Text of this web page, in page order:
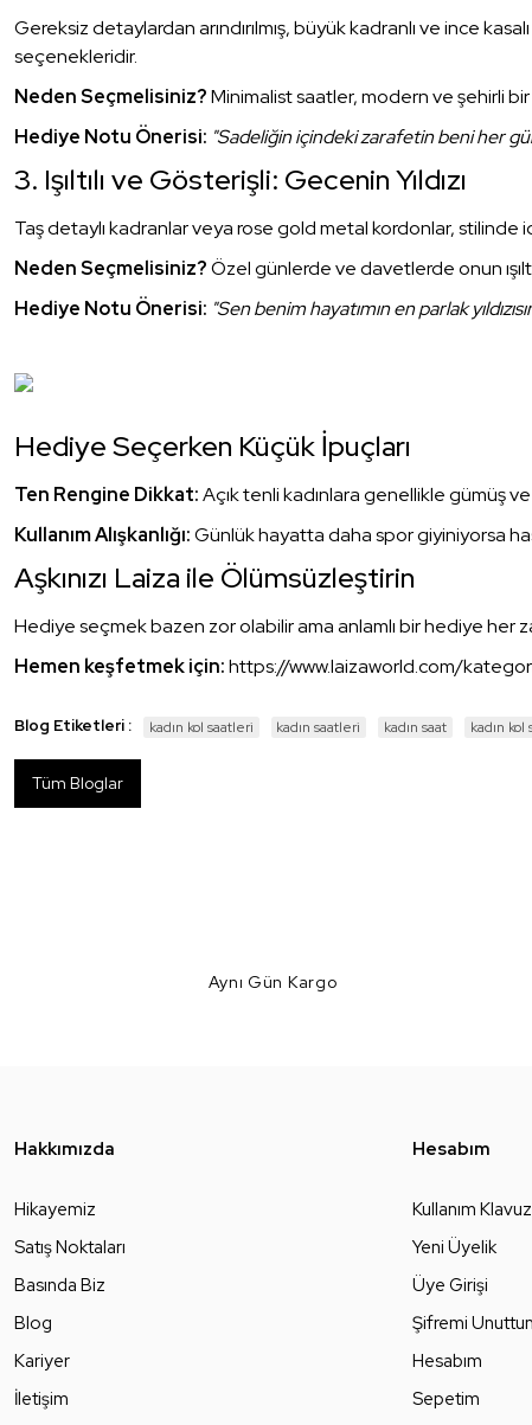
Gereksiz detaylardan arındırılmış, büyük kadranlı ve ince
seçenekleridir.
Neden Seçmelisiniz?Minimalist saatler, modern ve şehirli bir
Hediye Notu Önerisi: "Sadeliğin içindeki zarafetin beni her
3. Işıltılı ve Gösterişli: Gecenin Yıldızı
Taş detaylı kadranlar veya rose gold metal kordonlar, stilinde
Neden Seçmelisiniz?Özel günlerde ve davetlerde onun
Hediye Notu Önerisi: "Sen benim hayatımın en parlak
Hediye Seçerken Küçük İpuçları
Ten Rengine Dikkat:Açık tenli kadınlara genellikle gümüş
Kullanım Alışkanlığı:Günlük hayatta daha spor giyiniyorsa
Aşkınızı Laiza ile Ölümsüzleştirin
Hediye seçmek bazen zor olabilir ama anlamlı bir hediye her
Hemen keşfetmek için:https://www.laizaworld.com/
Blog Etiketleri : kadın kol saatleri kadın saatleri kadın saat kadın kol
Tüm Bloglar
Aynı Gün Kargo
Hakkımızda
Hikayemiz
Satış Noktaları
Basında Biz
Blog
Kariyer
İletişim
Hesabım
Kullanım
Yeni Üyelik
Üye Girişi
Şifremi
Hesabım
Sepetim